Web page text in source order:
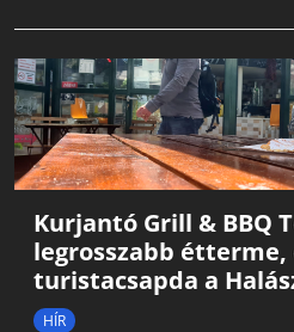
Kurjantó Grill & BBQ
legrosszabb étterme,
turistacsapda a
HÍR